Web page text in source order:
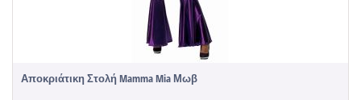
Αποκριάτικη Στολή Mamma Mia Μωβ